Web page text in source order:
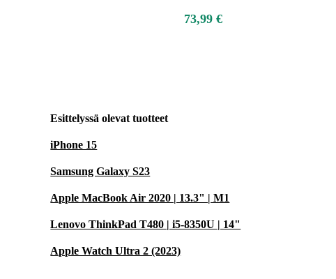
73,99 €
Esittelyssä olevat tuotteet
iPhone 15
Samsung Galaxy S23
Apple MacBook Air 2020 | 13.3" | M1
Lenovo ThinkPad T480 | i5-8350U | 14"
Apple Watch Ultra 2 (2023)